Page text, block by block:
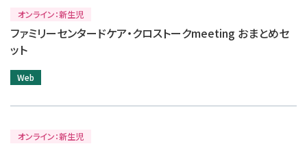
オンライン：新生児
ファミリーセンタードケア・クロストークmeeting おまとめセ
ット
Web
オンライン：新生児